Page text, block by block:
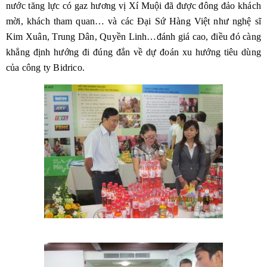
nước tăng lực có gaz hương vị Xí Muội đã được đông đảo khách
mời, khách tham quan… và các Đại Sứ Hàng Việt như nghệ sĩ
Kim Xuân, Trung Dân, Quyền Linh…đánh giá cao, điều đó càng
khẳng định hướng đi đúng đắn về dự đoán xu hướng tiêu dùng
của công ty Bidrico.